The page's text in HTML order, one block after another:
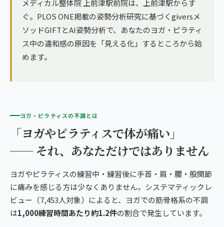
メディカル整体院 上前津駅前院は、上前津駅からす
ぐ。PLOS ONE掲載の姿勢分析研究に基づくgiversメ
ソッドGIFTとAI姿勢分析で、あなたのヨガ・ピラティ
ス中の違和感の原因を「見える化」するところから始
めます。
ヨガ・ピラティスの不調とは
「ヨガやピラティスで体が痛い」
── それ、あなただけではありません
ヨガやピラティスの練習中・練習後に手首・肩・腰・股関節
に痛みを感じる方は少なくありません。システマティックレ
ビュー（7,453人対象）によると、ヨガでの筋骨格系の不調
は1,000練習時間あたり約1.2件の割合で発生しています。